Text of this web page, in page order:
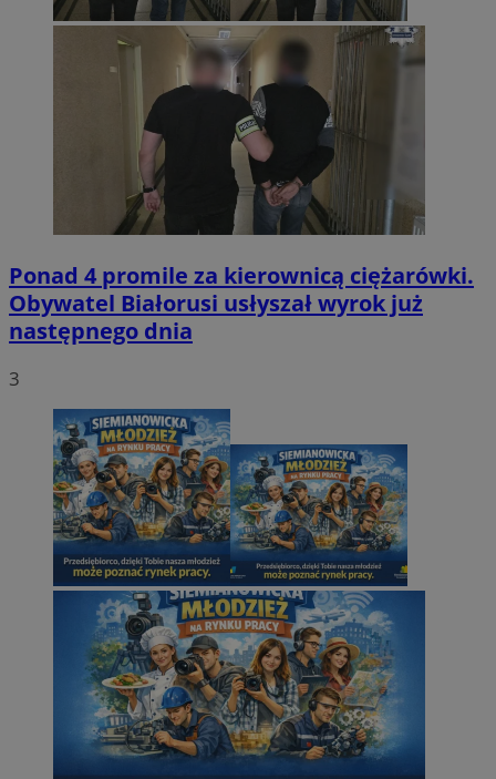
Ponad 4 promile za kierownicą ciężarówki.
Obywatel Białorusi usłyszał wyrok już
następnego dnia
3